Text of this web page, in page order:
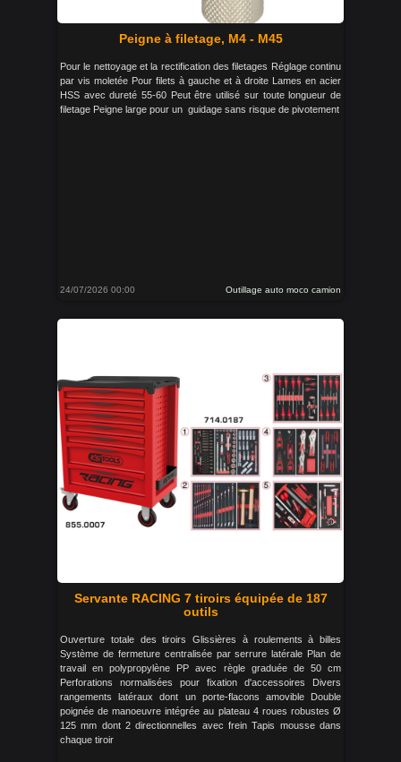
Peigne à filetage, M4 - M45
Pour le nettoyage et la rectification des filetages Réglage continu
par vis moletée Pour filets à gauche et à droite Lames en acier
HSS avec dureté 55-60 Peut être utilisé sur toute longueur de
filetage Peigne large pour un guidage sans risque de pivotement
24/07/2026 00:00 Outillage auto moco camion
Servante RACING 7 tiroirs équipée de 187
outils
Ouverture totale des tiroirs Glissières à roulements à billes
Système de fermeture centralisée par serrure latérale Plan de
travail en polypropylène PP avec règle graduée de 50 cm
Perforations normalisées pour fixation d'accessoires Divers
rangements latéraux dont un porte-flacons amovible Double
poignée de manoeuvre intégrée au plateau 4 roues robustes Ø
125 mm dont 2 directionnelles avec frein Tapis mousse dans
chaque tiroir